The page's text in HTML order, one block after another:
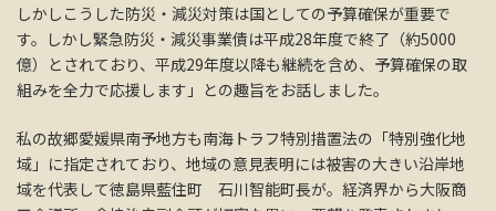
しかしこうした防災・減災対策は国としての予算確保が重要で
す。しかし緊急防災・減災事業債は平成28年度で終了（約5000
億）とされており、平成29年度以降も継続を含め、予算確保の取
組みを全力で応援します」との趣旨をお話しました。
私の故郷愛媛県南予地方も南海トラフ特別措置法の「特別強化地
域」に指定されており、地域の意見表明には被害の大きい沿岸地
域を代表して徳島県藍住町 石川智能町長が。経済界から大阪商